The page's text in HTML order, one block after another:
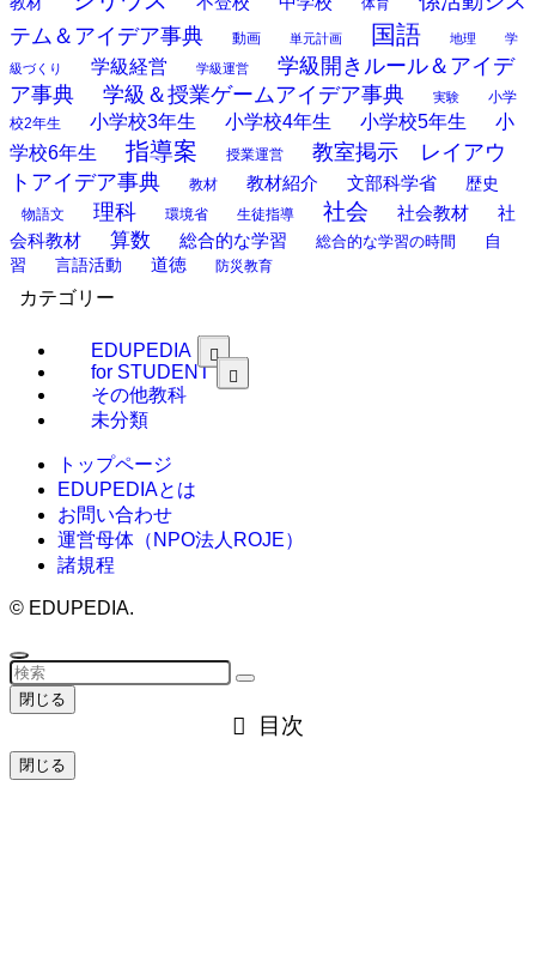
体育
テム＆アイデア事典
動画 単元計画 国語 地理 学
級づくり 学級経営 学級運営
学級開きルール＆アイデ
ア事典
学級＆授業ゲームアイデア事典 実験
小学
校2年生
小学校3年生 小学校4年生 小学校5年生
小
学校6年生
指導案 授業運営
教室掲示 レイアウ
トアイデア事典
教材 教材紹介 文部科学省 歴史
物語文 理科 環境省 生徒指導 社会 社会教材
社
会科教材
算数 総合的な学習 総合的な学習の時間
自
習
言語活動 道徳 防災教育
カテゴリー
EDUPEDIA
for STUDENT
その他教科
未分類
トップページ
EDUPEDIAとは
お問い合わせ
運営母体（NPO法人ROJE）
諸規程
© EDUPEDIA.
閉じる
目次
閉じる